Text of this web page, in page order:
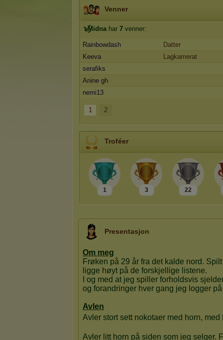
Venner
๖ۣۜMidnahar 7 venner:
Rainbowdash
Datter
Keeva
Lagkamerat
serafiks
Anine gh
nemi13
1 2
Troféer
1 3 22
Presentasjon